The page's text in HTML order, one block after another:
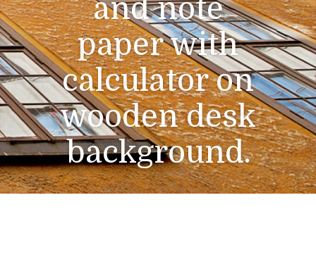
and note
paper with
calculator on
wooden desk
background.